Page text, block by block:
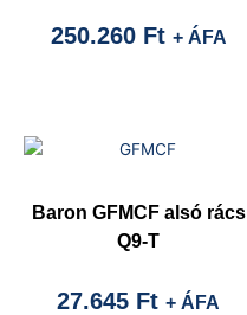
250.260 Ft + ÁFA
Baron GFMCF alsó rács
Q9-T
27.645 Ft + ÁFA